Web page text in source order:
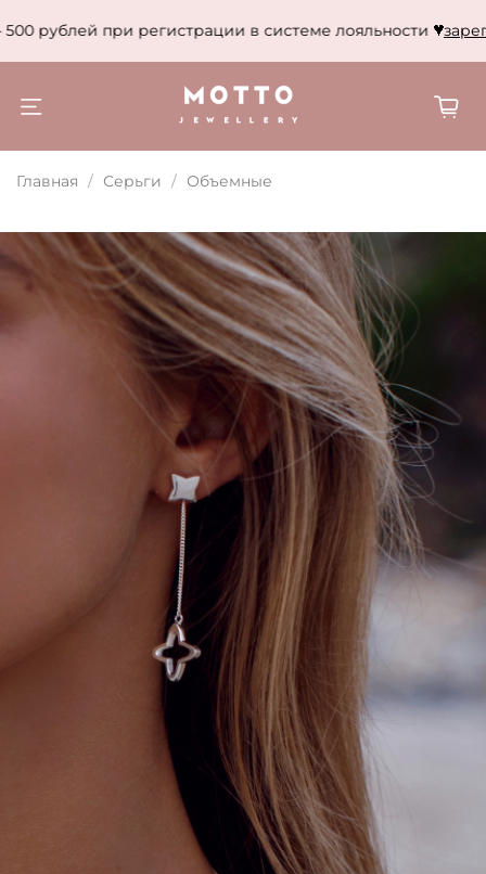
рублей при регистрации в системе лояльности
Главная Серьги Объемные